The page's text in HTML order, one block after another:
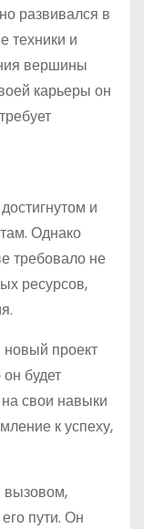
развивался в
техники и
вершины
карьеры он
и
Однако
требовало не
ресурсов,
проект
будет
свои навыки
к успеху,
вызовом,
пути. Он